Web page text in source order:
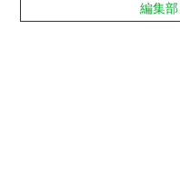
編集